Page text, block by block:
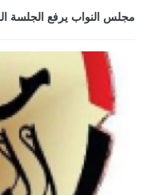
مجلس النواب يرفع الجلسة